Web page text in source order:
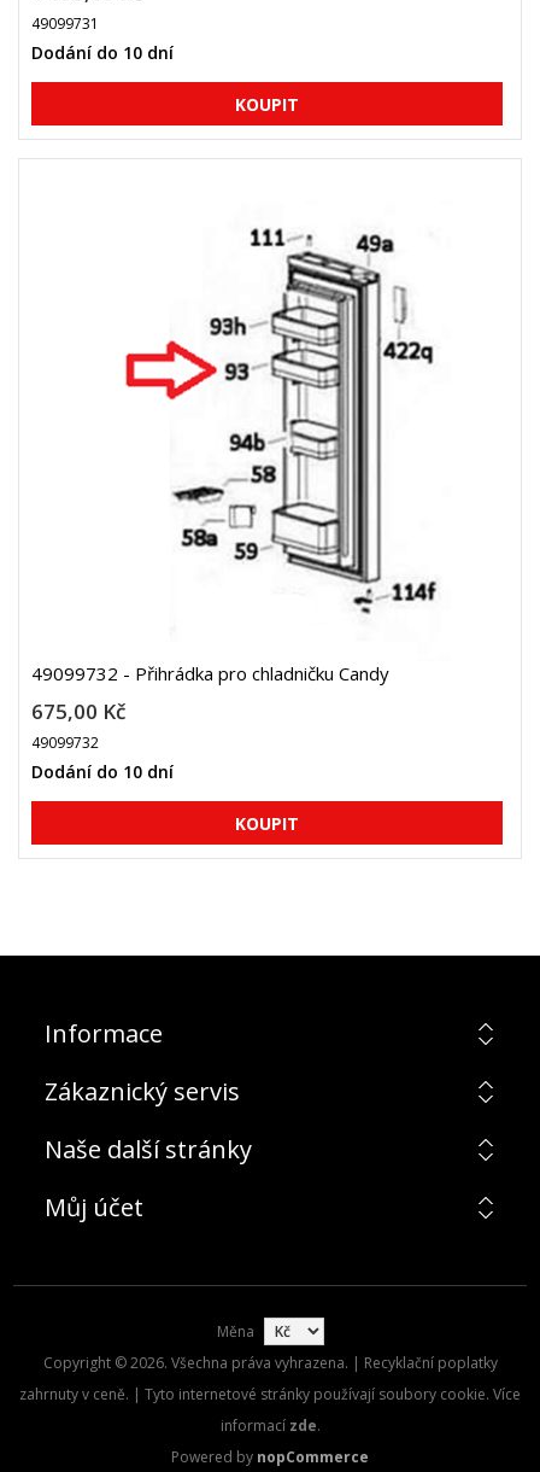
49099731
Dodání do 10 dní
49099732 - Přihrádka pro chladničku Candy
675,00 Kč
49099732
Dodání do 10 dní
Informace
Zákaznický servis
Naše další stránky
Můj účet
Měna
Copyright © 2026. Všechna práva vyhrazena. | Recyklační poplatky
zahrnuty v ceně. | Tyto internetové stránky používají soubory cookie. Více
informací zde.
Powered by nopCommerce